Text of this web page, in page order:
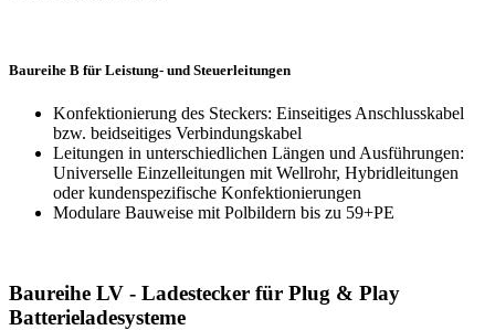
Baureihe B für Leistung- und Steuerleitungen
Konfektionierung des Steckers: Einseitiges Anschlusskabel
bzw. beidseitiges Verbindungskabel
Leitungen in unterschiedlichen Längen und Ausführungen:
Universelle Einzelleitungen mit Wellrohr, Hybridleitungen
oder kundenspezifische Konfektionierungen
Modulare Bauweise mit Polbildern bis zu 59+PE
Baureihe LV - Ladestecker für Plug & Play
Batterieladesysteme